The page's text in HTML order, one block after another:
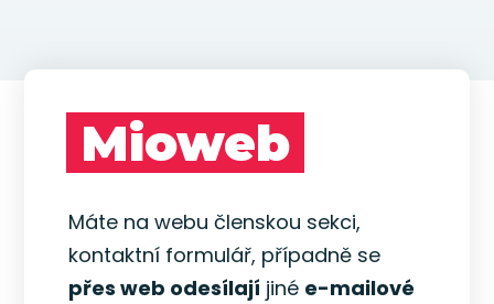
Mioweb
Máte na webu členskou sekci,
kontaktní formulář, případně se
přes web odesílají jiné e-mailové